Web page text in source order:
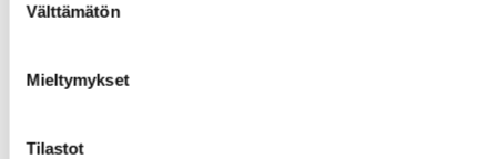
valinta
Välttämätön
Mieltymykset
Tilastot